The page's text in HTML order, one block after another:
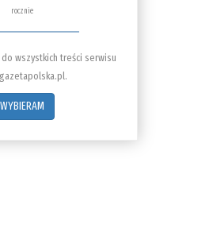
rocznie
wszystkich treści serwisu
WYBIERAM